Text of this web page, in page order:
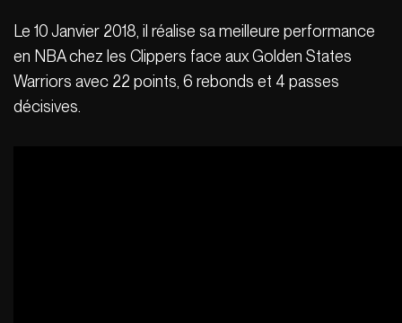
Le 10 Janvier 2018, il réalise sa meilleure performance
en NBA chez les Clippers face aux Golden States
Warriors avec 22 points, 6 rebonds et 4 passes
décisives.